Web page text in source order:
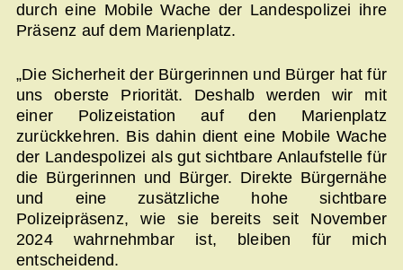
durch eine Mobile Wache der Landespolizei ihre
Präsenz auf dem Marienplatz.
„Die Sicherheit der Bürgerinnen und Bürger hat für
uns oberste Priorität. Deshalb werden wir mit
einer Polizeistation auf den Marienplatz
zurückkehren. Bis dahin dient eine Mobile Wache
der Landespolizei als gut sichtbare Anlaufstelle für
die Bürgerinnen und Bürger. Direkte Bürgernähe
und eine zusätzliche hohe sichtbare
Polizeipräsenz, wie sie bereits seit November
2024 wahrnehmbar ist, bleiben für mich
entscheidend.